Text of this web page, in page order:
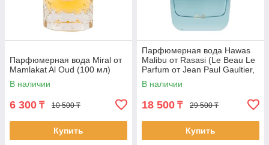
Парфюмерная вода Miral от
Mamlakat Al Oud (100 мл)
В наличии
6 300 ₸ 10 500 ₸
Купить
Парфюмерная вода Hawas
Malibu от Rasasi (Le Beau Le
Parfum от Jean Paul Gaultier,
100 мл)
В наличии
18 500 ₸ 29 500 ₸
Купить